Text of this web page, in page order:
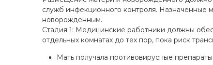
служб инфекционного контроля. Назначенные
новорожденным.
Стадия 1: Медицинские работники должны
отдельных комнатах до тех пор, пока риск
Мать получала противовирусные